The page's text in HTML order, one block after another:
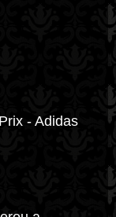
- Adidas